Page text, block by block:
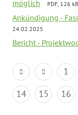
möglich
PDF, 126 kB
Ankündigung -
24.02.2025
Bericht -
1
14
15 16